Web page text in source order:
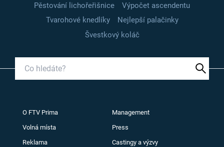
Pěstování lichořeřišnice
Výpočet ascendentu
Tvarohové knedlíky
Nejlepší palačinky
Švestkový koláč
O FTV Prima Management
Volná místa Press
Reklama Castingy a výzvy